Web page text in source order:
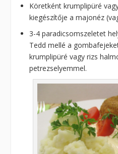
Köretként krumplipüré
kiegészítője a majonéz
3-4 paradicsomszeletet
Tedd mellé a
krumplipüré vagy rizs
petrezselyemmel.